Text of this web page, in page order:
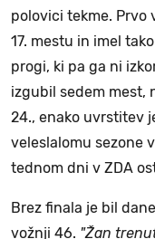
polovici tekme. Prvo
17. mestu in imel
progi, ki pa ga ni
izgubil sedem mest,
24., enako uvrstitev
veleslalomu sezone
tednom dni v ZDA
Brez finala je bil
vožnji 46. "Žan